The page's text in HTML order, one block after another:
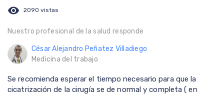
visibility 2090 vistas
Nuestro profesional de la salud responde
César Alejandro Peñatez Villadiego
Medicina del trabajo
Se recomienda esperar el tiempo necesario para que la
cicatrización de la cirugía se de normal y completa ( en